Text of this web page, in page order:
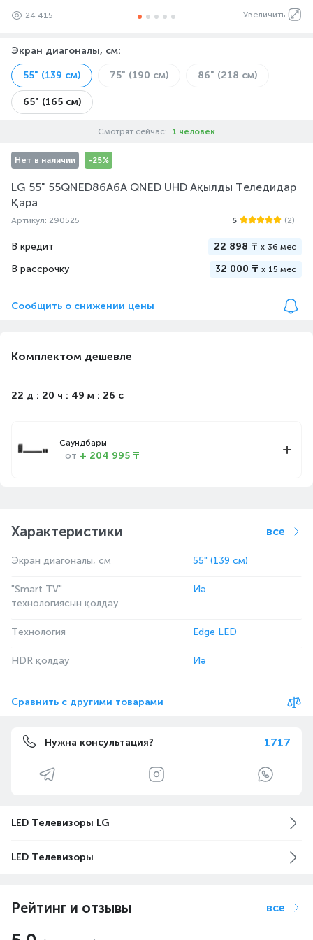
Увеличить
24 415
Экран диагоналы, см:
55" (139 см) 75" (190 см) 86" (218 см)
65" (165 см)
Смотрят сейчас: 1 человек
Нет в наличии -25%
LG 55" 55QNED86A6A QNED UHD Ақылды Теледидар
Қара
Артикул: 290525 5 (2)
В кредит 22 898 ₸ x 36 мес
В рассрочку 32 000 ₸ x 15 мес
Сообщить о снижении цены
Комплектом дешевле
22 д : 20 ч : 49 м : 26 с
Саундбары
от + 204 995 ₸
Характеристики все
Экран диагоналы, см 55" (139 см)
"Smart TV"
технологиясын қолдау
Иә
Технология Edge LED
HDR қолдау Иә
Сравнить с другими товарами
Нужна консультация? 1717
LED Телевизоры LG
LED Телевизоры
Рейтинг и отзывы все